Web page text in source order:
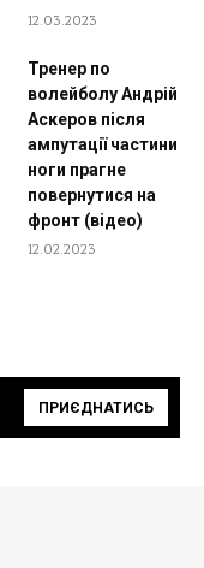
12.03.2023
Тренер по
волейболу Андрій
Аскеров після
ампутації частини
ноги прагне
повернутися на
фронт (відео)
12.02.2023
ПРИЄДНАТИСЬ